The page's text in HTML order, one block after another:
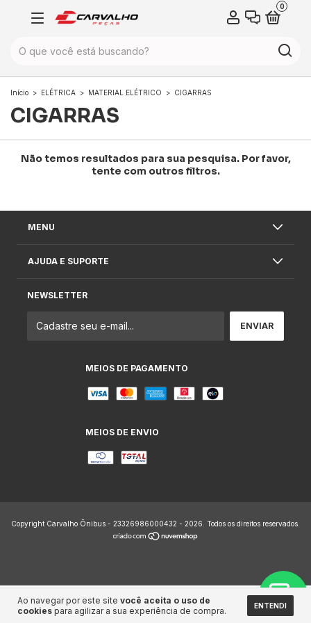
0
Ao navegar por este site você aceita o uso de
cookies para agilizar a sua experiência de compra. ENTENDI
Início > ELÉTRICA > MATERIAL ELÉTRICO > CIGARRAS
CIGARRAS
Não temos resultados para sua pesquisa. Por favor,
tente com outros filtros.
MENU
AJUDA E SUPORTE
NEWSLETTER
MEIOS DE PAGAMENTO
MEIOS DE ENVIO
Copyright Carvalho Ônibus - 23326986000432 - 2026. Todos os direitos reservados.